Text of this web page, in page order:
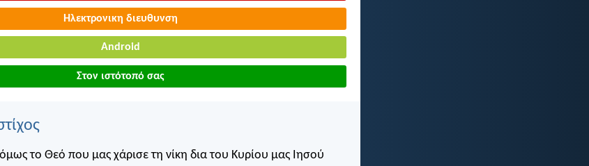
Ηλεκτρονικη διευθυνση
Android
Στον ιστότοπό σας
το Θεό που μας χάρισε τη νίκη δια του Κυρίου μας Ιησού